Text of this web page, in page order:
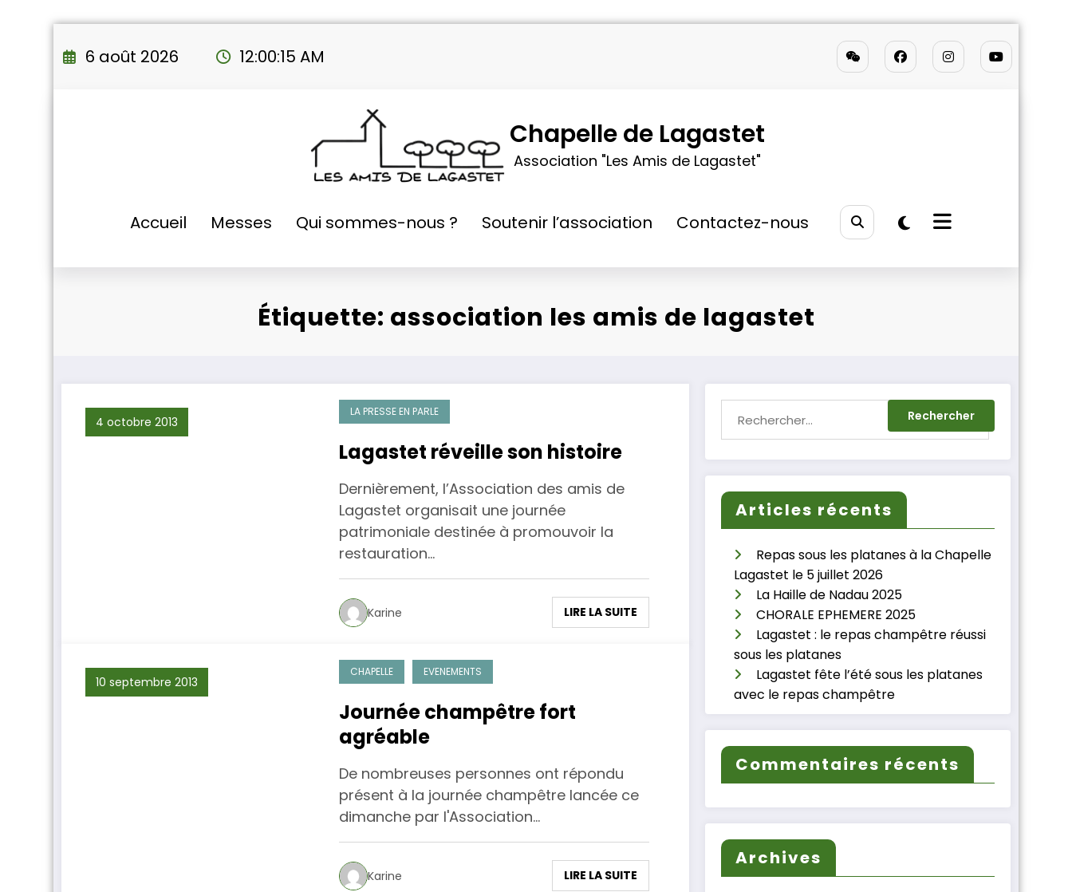
au
6 août 2026 12:00:16 AM
Chapelle de Lagastet
Association "Les Amis de Lagastet"
Accueil Messes Qui sommes-nous ? Soutenir l’association Contactez-nous
Étiquette: association les amis de lagastet
4 octobre 2013
LA PRESSE EN PARLE
Lagastet réveille son histoire
Dernièrement, l’Association des amis de
Lagastet organisait une journée
patrimoniale destinée à promouvoir la
restauration…
Karine LIRE LA SUITE
10 septembre 2013
CHAPELLE EVENEMENTS
Journée champêtre fort
agréable
De nombreuses personnes ont répondu
présent à la journée champêtre lancée ce
dimanche par l'Association…
Karine LIRE LA SUITE
Articles récents
Repas sous les platanes à la Chapelle
Lagastet le 5 juillet 2026
La Haille de Nadau 2025
CHORALE EPHEMERE 2025
Lagastet : le repas champêtre réussi
sous les platanes
Lagastet fête l’été sous les platanes
avec le repas champêtre
Commentaires récents
Archives